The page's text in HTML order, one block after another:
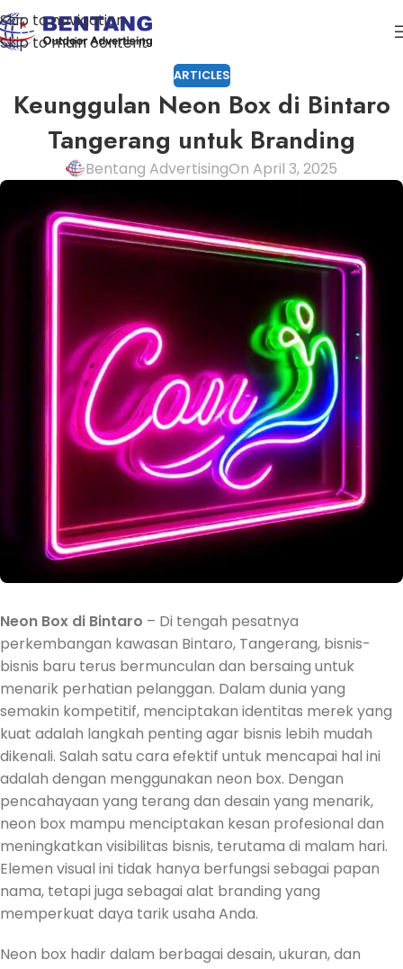
Skip to navigation
Skip to main content
ARTICLES
Keunggulan Neon Box di Bintaro
Tangerang untuk Branding
Bentang AdvertisingOn April 3, 2025
Neon Box di Bintaro – Di tengah pesatnya
perkembangan kawasan Bintaro, Tangerang, bisnis-
bisnis baru terus bermunculan dan bersaing untuk
menarik perhatian pelanggan. Dalam dunia yang
semakin kompetitif, menciptakan identitas merek yang
kuat adalah langkah penting agar bisnis lebih mudah
dikenali. Salah satu cara efektif untuk mencapai hal ini
adalah dengan menggunakan neon box. Dengan
pencahayaan yang terang dan desain yang menarik,
neon box mampu menciptakan kesan profesional dan
meningkatkan visibilitas bisnis, terutama di malam hari.
Elemen visual ini tidak hanya berfungsi sebagai papan
nama, tetapi juga sebagai alat branding yang
memperkuat daya tarik usaha Anda.
Neon box hadir dalam berbagai desain, ukuran, dan